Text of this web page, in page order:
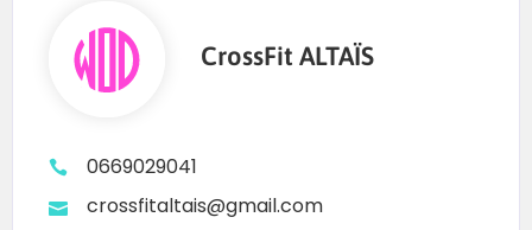
CrossFit ALTAÏS
0669029041
crossfitaltais@gmail.com